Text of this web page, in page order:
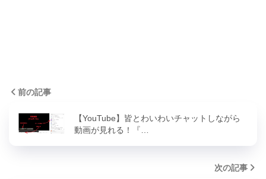
前の記事
【YouTube】皆とわいわいチャットしながら
動画が見れる！『…
次の記事